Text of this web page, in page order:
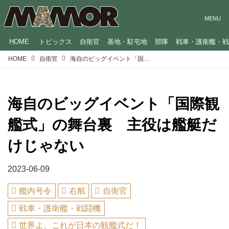
HOME トピックス 自衛官 基地・駐屯地 部隊 戦車・護衛艦・
HOME 自衛官
海自のビッグイベント「国際観
艦式」の舞台裏 主役は艦艇だ
けじゃない
2023-06-09
艦内号令 右舷
自衛官
戦車・護衛艦・戦闘機
世界よ、これが日本の観艦式だ！